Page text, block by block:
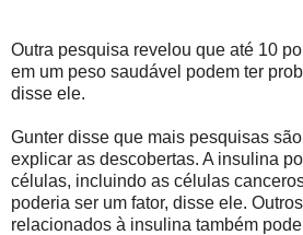
Outra pesquisa revelou que até 10
em um peso saudável podem ter
disse ele.
Gunter disse que mais pesquisas
explicar as descobertas. A insulina
células, incluindo as células
poderia ser um fator, disse ele.
relacionados à insulina também